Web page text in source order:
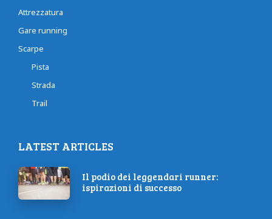
Attrezzatura
Gare running
Scarpe
Pista
Strada
Trail
LATEST ARTICLES
Il podio dei leggendari runner:
ispirazioni di successo